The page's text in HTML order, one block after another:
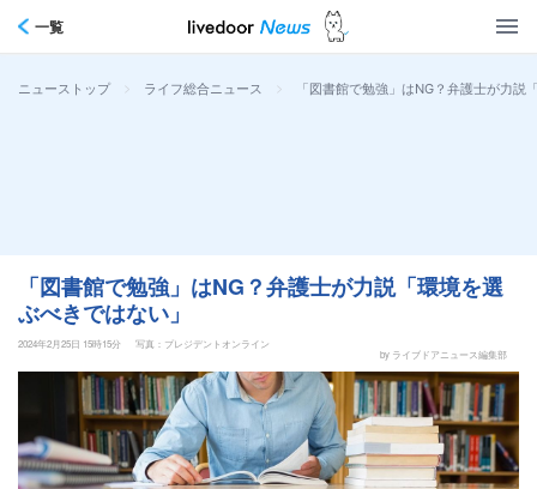
一覧
ニューストップ > ライフ総合ニュース > 「図書館で勉強」はNG？弁護士が力説
「図書館で勉強」はNG？弁護士が力説「環境を選
ぶべきではない」
2024年2月25日 15時15分
写真：プレジデントオンライン
by ライブドアニュース編集部